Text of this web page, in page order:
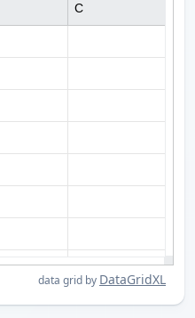
C
data grid by DataGridXL